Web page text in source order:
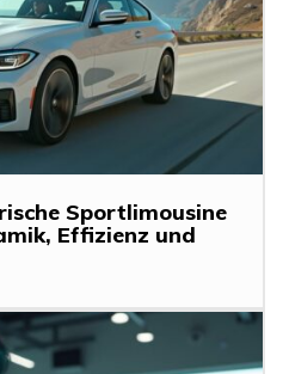
Sportlimousine
Effizienz und